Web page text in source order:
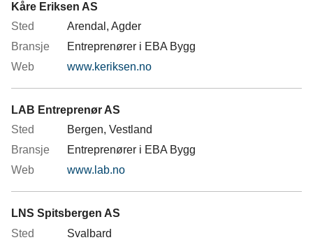
Kåre Eriksen AS
Arendal, Agder
Entreprenører i EBA Bygg
www.keriksen.no
LAB Entreprenør AS
Bergen, Vestland
Entreprenører i EBA Bygg
www.lab.no
LNS Spitsbergen AS
Svalbard